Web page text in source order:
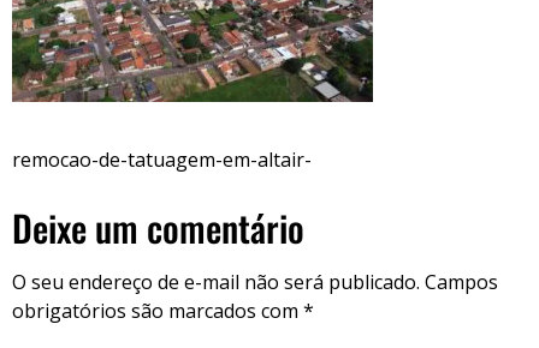
remocao-de-tatuagem-em-altair-
Deixe um comentário
O seu endereço de e-mail não será publicado. Campos
obrigatórios são marcados com *